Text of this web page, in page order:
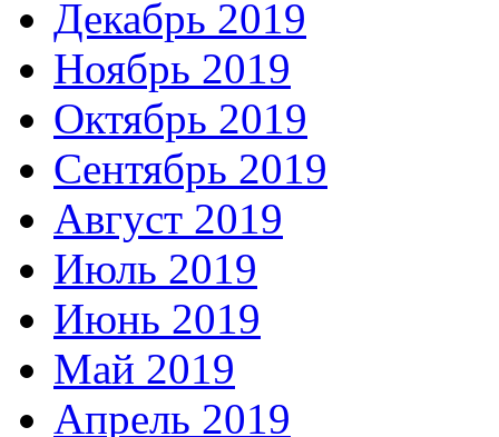
Декабрь 2019
Ноябрь 2019
Октябрь 2019
Сентябрь 2019
Август 2019
Июль 2019
Июнь 2019
Май 2019
Апрель 2019